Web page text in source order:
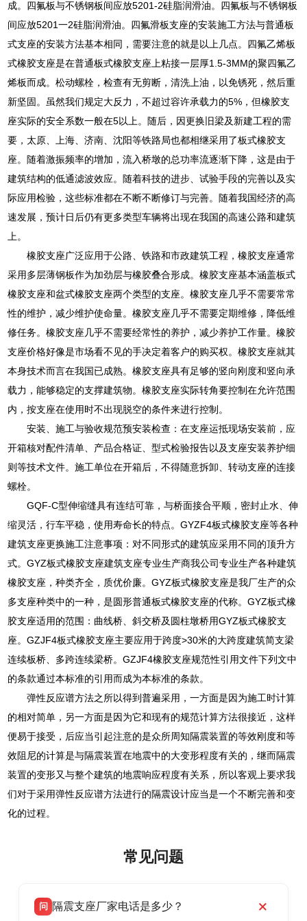
成。四氟板与不锈钢板间应放5201-2硅脂润滑油。四氟板与不锈钢板
间应放5201一2硅脂润滑油。四氟滑板支座的安装施工方法与普通板
式支座的安装方法基本相同，需要注意的就是以上几点。四氟乙烯板
式橡胶支座是在普通板式橡胶支座上粘接一层厚1.5-3MM的聚四氟乙
烯板而成。松动螺栓，检查有无剪断，清洗上油，以免锈死，然后重
新坚固。虽然我们规定大反力，不超过容许承载力的5%，但橡胶支
座实际的安全系数一般在5以上。随后，因更换旧梁及新建工程的需
要，太原、上海、济南、沈阳等铁路局也都相继采用了板式橡胶支
座。随着激振频率的增加，流入桥墩的总功率流逐渐下降，这是由于
建筑结构的低通滤波效应。随着科技的进步、试验手段的完善以及实
际应用检验，这些标准都在不断不断修订与完善。随着我国经济的高
速发展，预计日后仍有更多类型车辆将出现在我国的高速公路和建筑
上。
橡胶支座广泛应用于公路、铁路和市政建筑工程，橡胶支座通常
采用多层薄钢板作为加劲层与橡胶叠合形成。橡胶支座基本涵盖板式
橡胶支座和盆式橡胶支座两个类型的支座。橡胶支座几乎不需要常常
性的维护，减少维护使命量。橡胶支座几乎不需要定期维修，降低维
修任务。橡胶支座几乎不需要经常性的养护，减少养护工作量。橡胶
支座价格好像是市场看不见的手决定着客户的购买权。橡胶支座就其
本身技术而言在我国已成熟。橡胶支座具有足够的竖向刚度和竖向承
载力，能够稳定的支撑建筑物。橡胶支座实际转角要控制在允许范围
内，按支座在使用时不出现脱空的条件来进行控制。
安装、施工与验收规范预安装检查：在支座运抵现场安装前，应
开箱核对配件清单、产品合格证、型式检验报告以及支座安装养护细
则等技术文件。施工单位在开箱后，不得随意拆卸、转动支座的连接
螺栓。
GQF-C型伸缩缝具有连结可靠，与桥面接合平顺，密封止水、伸
缩灵活，行车平稳，使用寿命长的特点。GYZF4板式橡胶支座等各种
建筑支座更换施工注意事项：对不同形式的建筑应采用不同的顶升方
式。GYZ板式橡胶支座建筑支座专业生产商我公司专业生产各种建筑
橡胶支座，种类齐全，质优价廉。GYZ板式橡胶支座是我厂生产的众
多支座种类中的一种，是圆形普通板式橡胶支座的代称。GYZ板式橡
胶支座适用的范围：曲线桥、斜交桥及圆柱墩桥用GYZ板式橡胶支
座。GZJF4板式橡胶支座主要应用于跨度>30米的大跨度建筑简支梁
连续板桥、多跨连续梁桥。GZJF4橡胶支座规范性引用文件下列文中
的条款通过本标准的引用而成为本标准的条款。
弹性反应谱方法之所以得到普遍采用，一方面是因为施工时计算
的相对简单，另一方面是因为它和现有的规范计算方法很接近，这样
便易于接受，后应当引起注意的是众所周知隔震装置的等效刚度和等
效阻尼的计算是与隔震装置在地震中的大变形程度有关的，继而隔震
装置的变形又与整个建筑的地震响应程度有关系，所以客观上要求我
们对于采用弹性反应谱方法进行的隔震设计应当是一个不断完善和变
化的过程。
常见问题
问 隔震支座厂家电话是多少？